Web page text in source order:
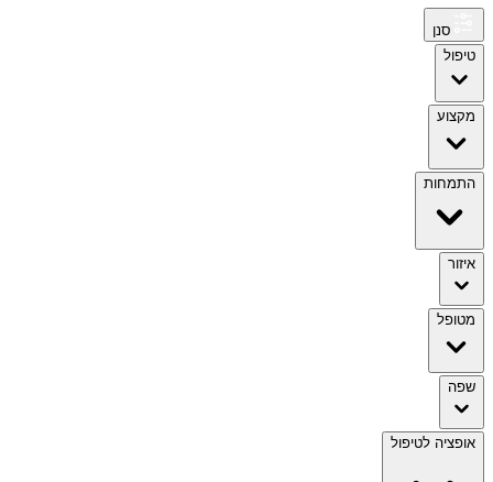
סנן
טיפול
מקצוע
התמחות
איזור
מטופל
שפה
אופציה לטיפול